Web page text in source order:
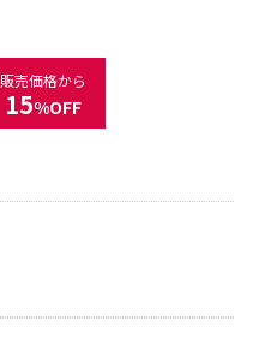
販売価格から
15%OFF